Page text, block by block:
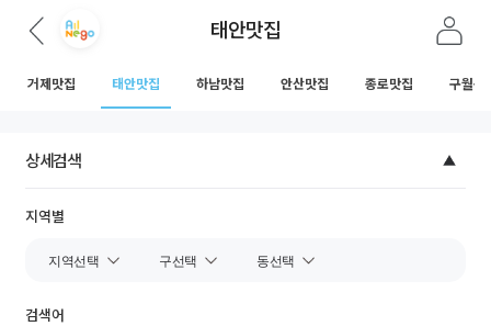
태안맛집
거제맛집 태안맛집 하남맛집 안산맛집 종로맛집 구월동
상세검색
지역별
검색어